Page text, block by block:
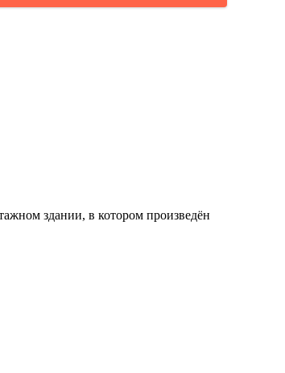
здании, в котором произведён